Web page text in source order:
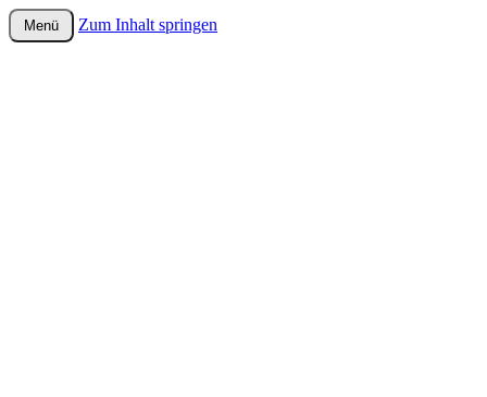
wurster-cartoon-blog.de
Menü Zum Inhalt springen